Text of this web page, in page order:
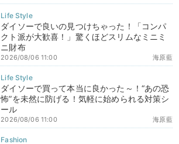
ダイソーで良いの見つけちゃった！「コンパ
クト派が大歓喜！」驚くほどスリムなミニミ
ニ財布
海原藍
2026/08/06 11:00
ダイソーで買って本当に良かった～！“あの恐
怖”を未然に防げる！気軽に始められる対策シ
ール
海原藍
2026/08/06 11:00